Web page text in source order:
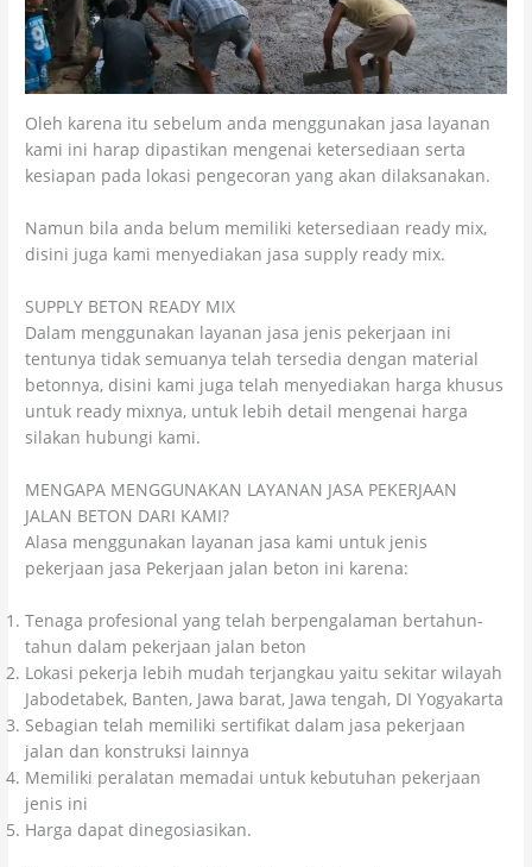
Oleh karena itu sebelum anda menggunakan jasa layanan
kami ini harap dipastikan mengenai ketersediaan serta
kesiapan pada lokasi pengecoran yang akan dilaksanakan.
Namun bila anda belum memiliki ketersediaan ready mix,
disini juga kami menyediakan jasa supply ready mix.
SUPPLY BETON READY MIX
Dalam menggunakan layanan jasa jenis pekerjaan ini
tentunya tidak semuanya telah tersedia dengan material
betonnya, disini kami juga telah menyediakan harga khusus
untuk ready mixnya, untuk lebih detail mengenai harga
silakan hubungi kami.
MENGAPA MENGGUNAKAN LAYANAN JASA PEKERJAAN
JALAN BETON DARI KAMI?
Alasa menggunakan layanan jasa kami untuk jenis
pekerjaan jasa Pekerjaan jalan beton ini karena:
Tenaga profesional yang telah berpengalaman bertahun-
tahun dalam pekerjaan jalan beton
Lokasi pekerja lebih mudah terjangkau yaitu sekitar wilayah
Jabodetabek, Banten, Jawa barat, Jawa tengah, DI Yogyakarta
Sebagian telah memiliki sertifikat dalam jasa pekerjaan
jalan dan konstruksi lainnya
Memiliki peralatan memadai untuk kebutuhan pekerjaan
jenis ini
Harga dapat dinegosiasikan.